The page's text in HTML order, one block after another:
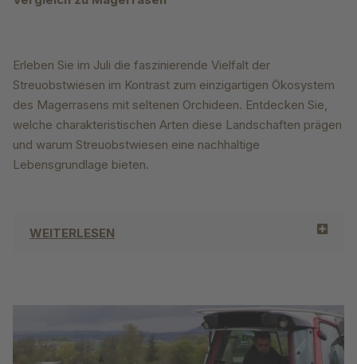
Erleben Sie im Juli die faszinierende Vielfalt der
Streuobstwiesen im Kontrast zum einzigartigen Ökosystem
des Magerrasens mit seltenen Orchideen. Entdecken Sie,
welche charakteristischen Arten diese Landschaften prägen
und warum Streuobstwiesen eine nachhaltige
Lebensgrundlage bieten.
WEITERLESEN